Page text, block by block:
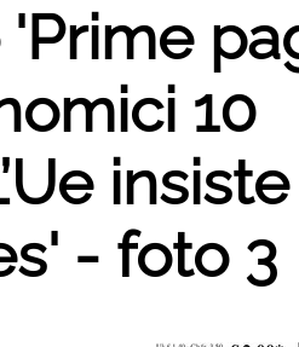
10
- foto 3